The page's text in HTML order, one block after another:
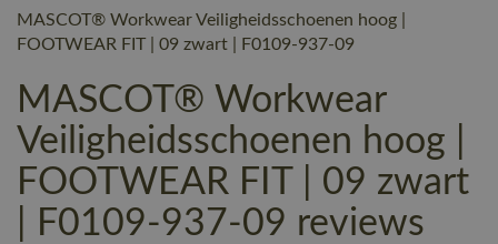
MASCOT® Workwear Veiligheidsschoenen hoog |
FOOTWEAR FIT | 09 zwart | F0109-937-09
MASCOT® Workwear
Veiligheidsschoenen hoog |
FOOTWEAR FIT | 09 zwart
| F0109-937-09 reviews